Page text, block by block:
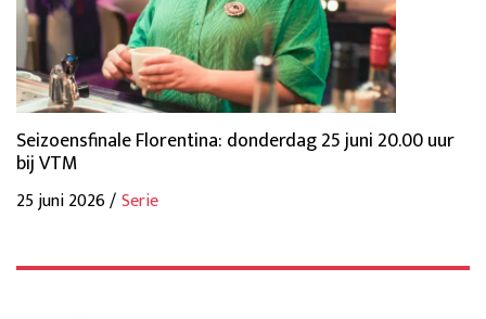
Seizoensfinale Florentina: donderdag 25 juni 20.00 uur
bij VTM
25 juni 2026 /Serie